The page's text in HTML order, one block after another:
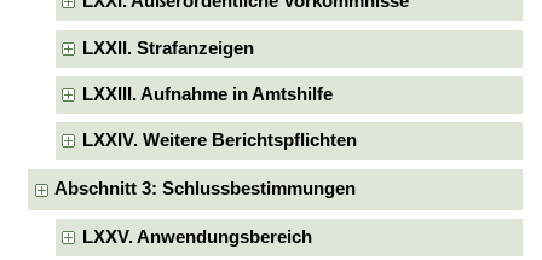
LXXII. Strafanzeigen
LXXIII. Aufnahme in Amtshilfe
LXXIV. Weitere Berichtspflichten
Abschnitt 3: Schlussbestimmungen
LXXV. Anwendungsbereich